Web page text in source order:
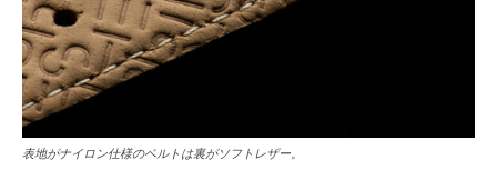
表地がナイロン仕様のベルトは裏がソフトレザー。